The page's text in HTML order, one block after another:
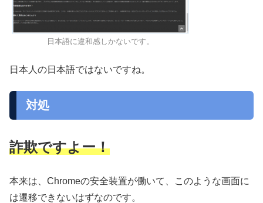
日本語に違和感しかないです。
日本人の日本語ではないですね。
対処
詐欺ですよー！
本来は、Chromeの安全装置が働いて、このような画面に
は遷移できないはずなのです。